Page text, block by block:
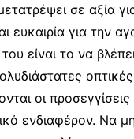
σε αξία
ευκαιρία για την
είναι το να
οι
ενδιαφέρον. Να